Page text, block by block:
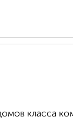
класса